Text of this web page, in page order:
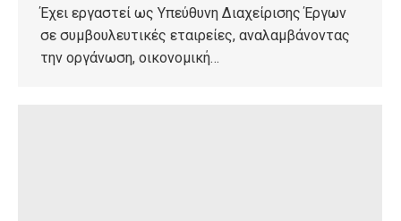
Έχει εργαστεί ως Υπεύθυνη Διαχείρισης Έργων
σε συμβουλευτικές εταιρείες, αναλαμβάνοντας
την οργάνωση, οικονομική…